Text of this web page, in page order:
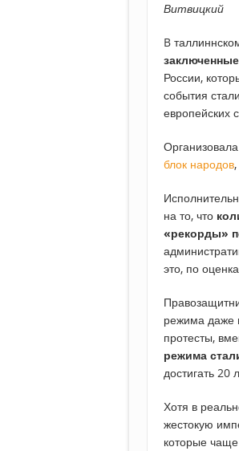
Витвицкий
B
России,
события
европейских
блок народов
на то, что
«рекорды»
это, по
режима даже
протесты,
режима
достигать 20
Хотя в
жестокую
которые